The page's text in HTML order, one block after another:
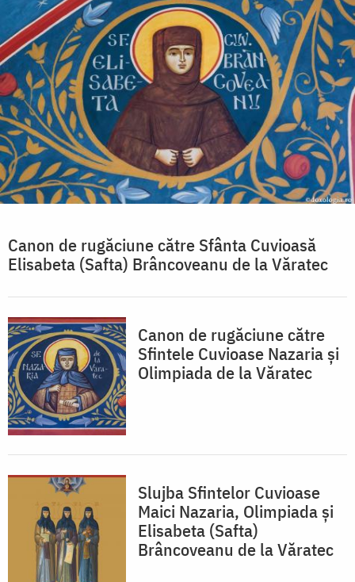
Canon de rugăciune către Sfânta Cuvioasă
Elisabeta (Safta) Brâncoveanu de la Văratec
Canon de rugăciune către
Sfintele Cuvioase Nazaria și
Olimpiada de la Văratec
Slujba Sfintelor Cuvioase
Maici Nazaria, Olimpiada și
Elisabeta (Safta)
Brâncoveanu de la Văratec